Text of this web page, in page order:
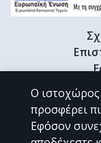
Ο ιστοχώρος
προσφέρει
Εφόσον